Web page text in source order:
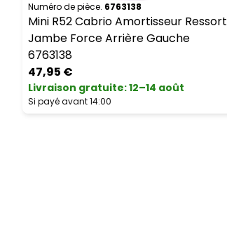
Numéro de pièce. 6763138
Mini R52 Cabrio Amortisseur Ressort
Jambe Force Arrière Gauche
6763138
47,95 €
Livraison gratuite:12–14 août
Si payé avant 14:00